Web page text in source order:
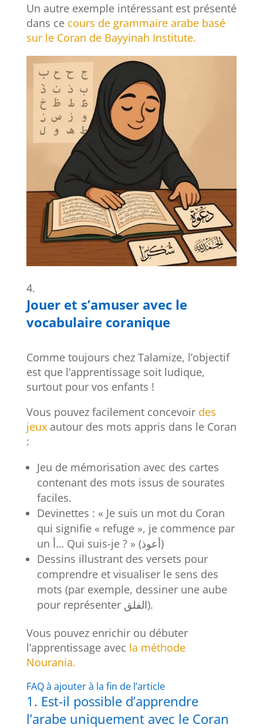
Un autre exemple intéressant est présenté
dans ce cours de grammaire arabe basé
sur le Coran de Bayyinah Institute.
Jouer et s’amuser avec le
vocabulaire coranique
Comme toujours chez Talamize, l’objectif
est que l’apprentissage soit ludique,
surtout pour vos enfants !
Vous pouvez facilement concevoir des
jeuxautour des mots appris dans le Coran
:
Jeu de mémorisation avec des cartes
contenant des mots issus de sourates
faciles.
Devinettes : « Je suis un mot du Coran
qui signifie « refuge », je commence par
un أ… Qui suis-je ? » (أعوذ)
Dessins illustrant des versets pour
comprendre et visualiser le sens des
mots (par exemple, dessiner une aube
pour représenter الفلق).
Vous pouvez enrichir ou débuter
l’apprentissage avec la méthode
Nourania.
FAQ à ajouter à la fin de l’article
1. Est-il possible d’apprendre
l’arabe uniquement avec le Coran